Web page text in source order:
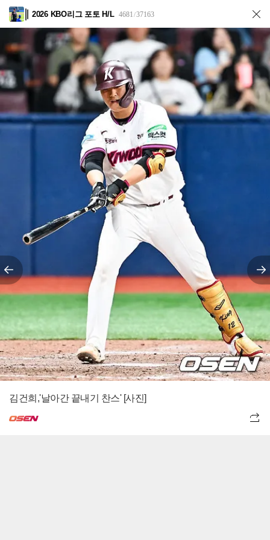
2026 KBO리그 포토 H/L 4681/37163
김건희,'날아간 끝내기 찬스' [사진]